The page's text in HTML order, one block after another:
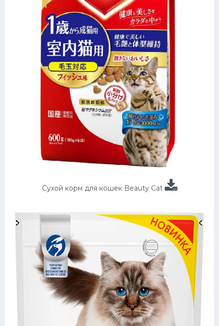
Сухой корм для кошек Beauty Cat